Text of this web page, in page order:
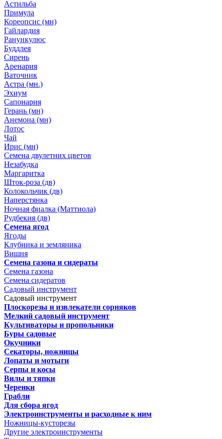
Астильба
Примула
Кореопсис (мн)
Гайлардия
Ранункулюс
Буддлея
Сирень
Аренария
Ваточник
Астра (мн.)
Эхиум
Сапонария
Герань (мн)
Анемона (мн)
Лотос
Чай
Ирис (мн)
Семена двулетних цветов
Незабудка
Маргаритка
Шток-роза (дв)
Колокольчик (дв)
Наперстянка
Ночная фиалка (Маттиола)
Рудбекия (дв)
Семена ягод
Ягоды
Клубника и земляника
Вишня
Семена газона и сидераты
Семена газона
Семена сидератов
Садовый инструмент
Садовый инструмент
Плоскорезы и извлекатели сорняков
Мелкий садовый инструмент
Культиваторы и пропольники
Буры садовые
Окучники
Секаторы, ножницы
Лопаты и мотыги
Серпы и косы
Вилы и тяпки
Черенки
Грабли
Для сбора ягод
Электроинструменты и расходные к ним
Ножницы-кусторезы
Другие электроинструменты